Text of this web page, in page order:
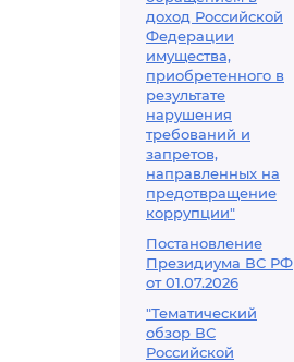
доход Российской
Федерации
имущества,
приобретенного в
результате
нарушения
требований и
запретов,
направленных на
предотвращение
коррупции"
Постановление
Президиума ВС РФ
от 01.07.2026
"Тематический
обзор ВС
Российской